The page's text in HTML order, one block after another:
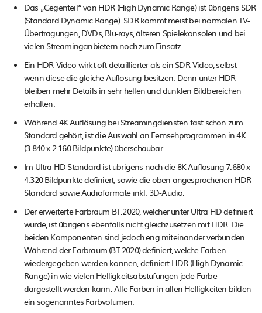
Das „Gegenteil“ von HDR (High Dynamic Range) ist übrigens SDR
(Standard Dynamic Range). SDR kommt meist bei normalen TV-
Übertragungen, DVDs, Blu-rays, älteren Spielekonsolen und bei
vielen Streaminganbietern noch zum Einsatz.
Ein HDR-Video wirkt oft detaillierter als ein SDR-Video, selbst
wenn diese die gleiche Auflösung besitzen. Denn unter HDR
bleiben mehr Details in sehr hellen und dunklen Bildbereichen
erhalten.
Während 4K Auflösung bei Streamingdiensten fast schon zum
Standard gehört, ist die Auswahl an Fernsehprogrammen in 4K
(3.840 x 2.160 Bildpunkte) überschaubar.
Im Ultra HD Standard ist übrigens noch die 8K Auflösung 7.680 x
4.320 Bildpunkte definiert, sowie die oben angesprochenen HDR-
Standard sowie Audioformate inkl. 3D-Audio.
Der erweiterte Farbraum BT.2020, welcher unter Ultra HD definiert
wurde, ist übrigens ebenfalls nicht gleichzusetzen mit HDR. Die
beiden Komponenten sind jedoch eng miteinander verbunden.
Während der Farbraum (BT.2020) definiert, welche Farben
wiedergegeben werden können, definiert HDR (High Dynamic
Range) in wie vielen Helligkeitsabstufungen jede Farbe
dargestellt werden kann. Alle Farben in allen Helligkeiten bilden
ein sogenanntes Farbvolumen.